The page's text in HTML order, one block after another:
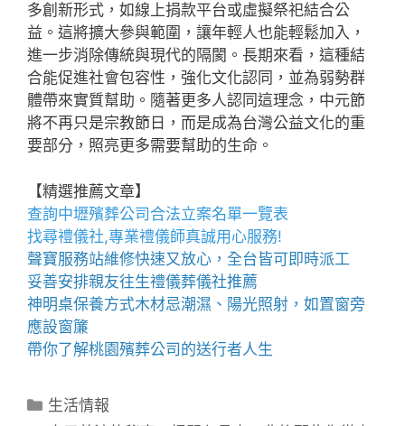
多創新形式，如線上捐款平台或虛擬祭祀結合公
益。這將擴大參與範圍，讓年輕人也能輕鬆加入，
進一步消除傳統與現代的隔閡。長期來看，這種結
合能促進社會包容性，強化文化認同，並為弱勢群
體帶來實質幫助。隨著更多人認同這理念，中元節
將不再只是宗教節日，而是成為台灣公益文化的重
要部分，照亮更多需要幫助的生命。
【精選推薦文章】
查詢中壢殯葬公司合法立案名單一覽表
找尋禮儀社,專業禮儀師真誠用心服務!
聲寶服務站維修快速又放心，全台皆可即時派工
妥善安排親友往生禮儀葬儀社推薦
神明桌保養方式木材忌潮濕、陽光照射，如置窗旁
應設窗簾
帶你了解桃園殯葬公司的送行者人生
分
生活情報